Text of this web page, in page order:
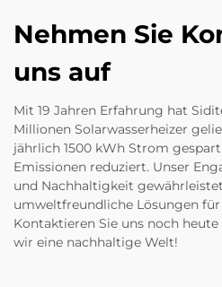
Nehmen Sie
uns auf
Mit 19 Jahren Erfahrung hat
Millionen Solarwasserheizer
jährlich 1500 kWh Strom
Emissionen reduziert. Unser
und Nachhaltigkeit
umweltfreundliche Lösungen
Kontaktieren Sie uns noch
wir eine nachhaltige Welt!